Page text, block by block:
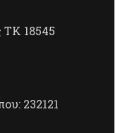
ΤΚ 18545
232121